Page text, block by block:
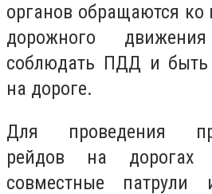
органов обращаются ко
дорожного
соблюдать ПДД и
на дороге.
Для проведения
рейдов на дорогах
совместные патрули